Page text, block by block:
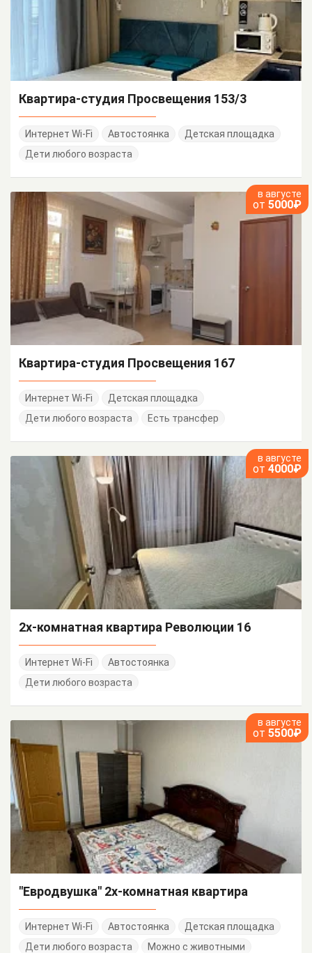
Квартира-студия Просвещения 153/3
Интернет Wi-Fi Автостоянка
Детская площадка
Дети любого возраста
в августе
от 5000₽
Квартира-студия Просвещения 167
Интернет Wi-Fi
Детская площадка
Дети любого возраста
Есть трансфер
в августе
от 4000₽
2х-комнатная квартира Революции 16
Интернет Wi-Fi
Автостоянка
Дети любого возраста
в августе
от 5500₽
"Евродвушка" 2х-комнатная квартира
Интернет Wi-Fi Автостоянка
Детская площадка
Дети любого возраста
Можно с животными